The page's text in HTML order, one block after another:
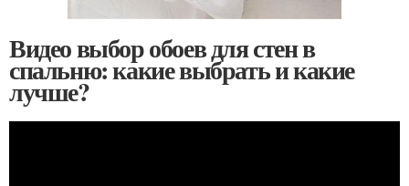
Видео выбор обоев для стен в
спальню: какие выбрать и какие
лучше?